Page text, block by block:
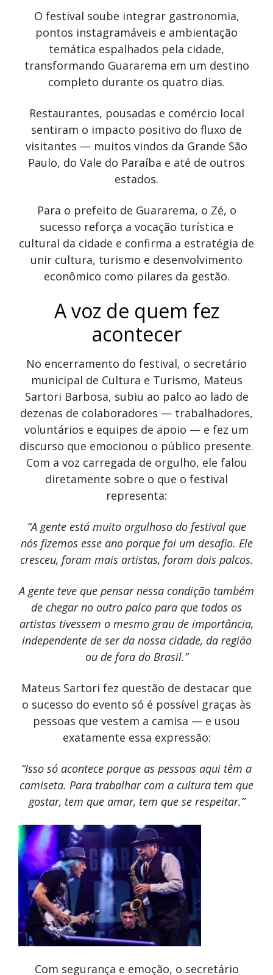
O festival soube integrar gastronomia,
pontos instagramáveis e ambientação
temática espalhados pela cidade,
transformando Guararema em um destino
completo durante os quatro dias.
Restaurantes, pousadas e comércio local
sentiram o impacto positivo do fluxo de
visitantes — muitos vindos da Grande São
Paulo, do Vale do Paraíba e até de outros
estados.
Para o prefeito de Guararema, o Zé, o
sucesso reforça a vocação turística e
cultural da cidade e confirma a estratégia de
unir cultura, turismo e desenvolvimento
econômico como pilares da gestão.
A voz de quem fez
acontecer
No encerramento do festival, o secretário
municipal de Cultura e Turismo, Mateus
Sartori Barbosa, subiu ao palco ao lado de
dezenas de colaboradores — trabalhadores,
voluntários e equipes de apoio — e fez um
discurso que emocionou o público presente.
Com a voz carregada de orgulho, ele falou
diretamente sobre o que o festival
representa:
“A gente está muito orgulhoso do festival que
nós fizemos esse ano porque foi um desafio. Ele
cresceu, foram mais artistas, foram dois palcos.
A gente teve que pensar nessa condição também
de chegar no outro palco para que todos os
artistas tivessem o mesmo grau de importância,
independente de ser da nossa cidade, da região
ou de fora do Brasil.”
Mateus Sartori fez questão de destacar que
o sucesso do evento só é possível graças às
pessoas que vestem a camisa — e usou
exatamente essa expressão:
“Isso só acontece porque as pessoas aqui têm a
camiseta. Para trabalhar com a cultura tem que
gostar, tem que amar, tem que se respeitar.”
Com segurança e emoção, o secretário